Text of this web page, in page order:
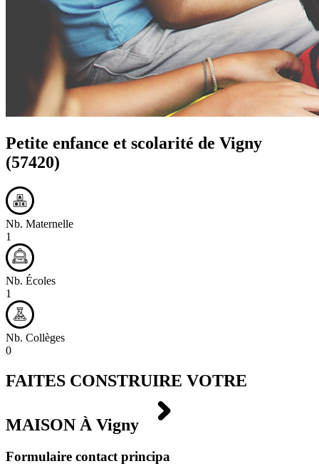
Petite enfance et scolarité de Vigny
(57420)
Nb. Maternelle
1
Nb. Écoles
1
Nb. Collèges
0
FAITES CONSTRUIRE VOTRE
MAISON À Vigny
Formulaire contact principa